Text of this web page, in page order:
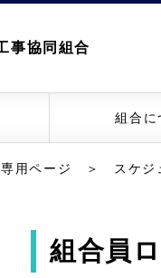
事協同組合
組合に
用ページ ＞ スケジ
組合員